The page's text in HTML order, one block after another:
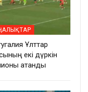
Ұлттар
екі дүркін
атанды